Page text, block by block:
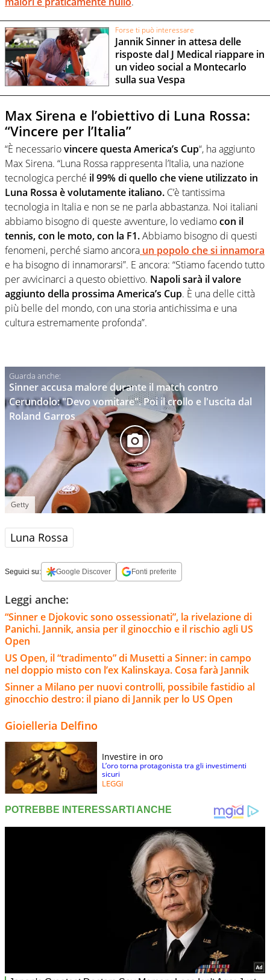
Forse ti può interessare
Jannik Sinner in attesa delle
risposte dal J Medical riappare in
un video social a Montecarlo
sulla sua Vespa
Max Sirena e l’obiettivo di Luna Rossa:
“Vincere per l’Italia”
“È necessariovincere questa America’s Cup“, ha aggiunto
Max Sirena. “Luna Rossa rappresenta l’Italia, una nazione
tecnologica perché il 99% di quello che viene utilizzato in
Luna Rossa è volutamente italiano. C’è tantissima
tecnologia in Italia e non se ne parla abbastanza. Noi italiani
abbiamo bisogno di queste avventure, lo vediamocon il
tennis, con le moto, con la F1.Abbiamo bisogno di questi
fenomeni, perché siamo ancora un popolo che si innamora
e ha bisogno di innamorarsi”. E ancora: “Stiamo facendo tutto
per avvicinarci a questo obiettivo. Napoli sarà il valore
aggiunto della prossima America’s Cup. È una delle città
più belle del mondo, con una storia antichissima e una
cultura estremamente profonda”.
Sinner accusa malore durante il match contro
Cerundolo: "Devo vomitare". Poi il crollo e l'uscita dal
Roland Garros
Getty
Luna Rossa
Seguici su: Google Discover Fonti preferite
Leggi anche:
“Sinner e Djokovic sono ossessionati”, la rivelazione di
Panichi. Jannik, ansia per il ginocchio e il rischio agli US
Open
US Open, il “tradimento” di Musetti a Sinner: in campo
nel doppio misto con l’ex Kalinskaya. Cosa farà Jannik
Sinner a Milano per nuovi controlli, possibile fastidio al
ginocchio destro: il piano di Jannik per lo US Open
Gioielleria Delfino
Investire in oro
L’oro torna protagonista tra gli investimenti
sicuri
LEGGI